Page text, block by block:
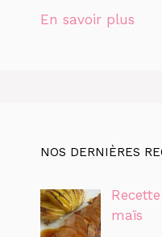
En savoir plus
NOS DERNIÈRES
maïs